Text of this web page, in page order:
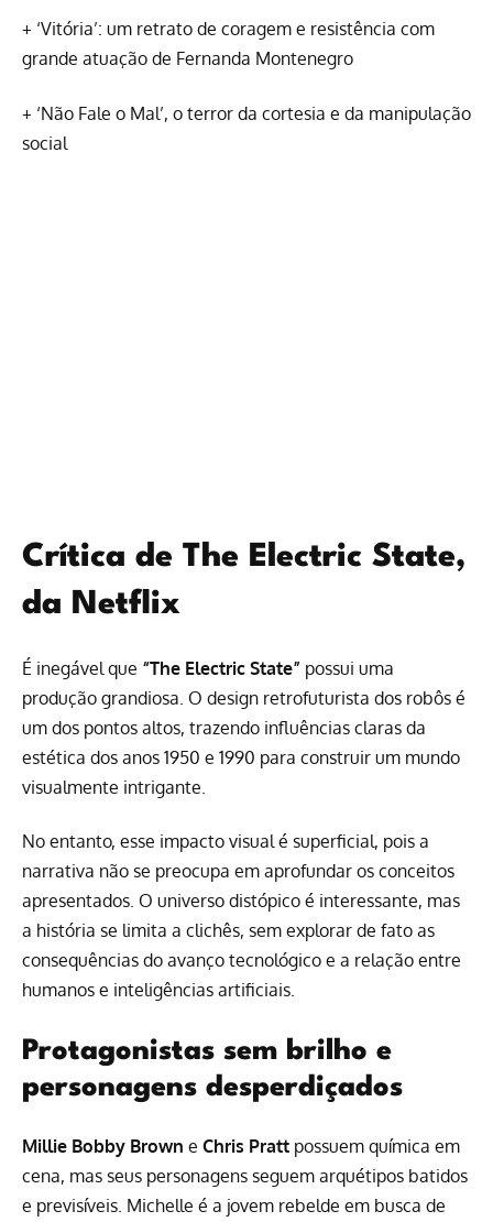
+ ‘Vitória’: um retrato de coragem e resistência com
grande atuação de Fernanda Montenegro
+ ‘Não Fale o Mal’, o terror da cortesia e da manipulação
social
Crítica de The Electric State,
da Netflix
É inegável que “The Electric State” possui uma
produção grandiosa. O design retrofuturista dos robôs é
um dos pontos altos, trazendo influências claras da
estética dos anos 1950 e 1990 para construir um mundo
visualmente intrigante.
No entanto, esse impacto visual é superficial, pois a
narrativa não se preocupa em aprofundar os conceitos
apresentados. O universo distópico é interessante, mas
a história se limita a clichês, sem explorar de fato as
consequências do avanço tecnológico e a relação entre
humanos e inteligências artificiais.
Protagonistas sem brilho e
personagens desperdiçados
Millie Bobby Brown e Chris Pratt possuem química em
cena, mas seus personagens seguem arquétipos batidos
e previsíveis. Michelle é a jovem rebelde em busca de